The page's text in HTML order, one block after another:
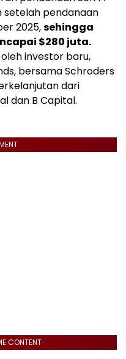
setelah pendanaan
2025,sehingga
$280 juta.
investor baru,
bersama Schroders
dari
dan B Capital.
CONTENT